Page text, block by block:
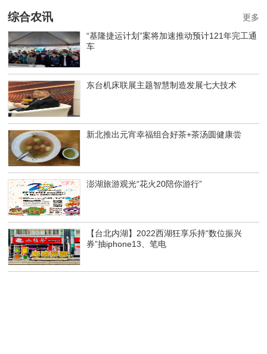
综合农讯
“基隆捷运计划”案将加速推动预计121年完工通
车
东台机床联展主题智慧制造发展七大技术
新北推出元宵幸福组合好茶+茶汤圆健康尝
澎湖旅游观光“花火20陪你游行”
【台北内湖】2022西湖狂享乐持“数位振兴
券”抽iphone13、笔电
更多